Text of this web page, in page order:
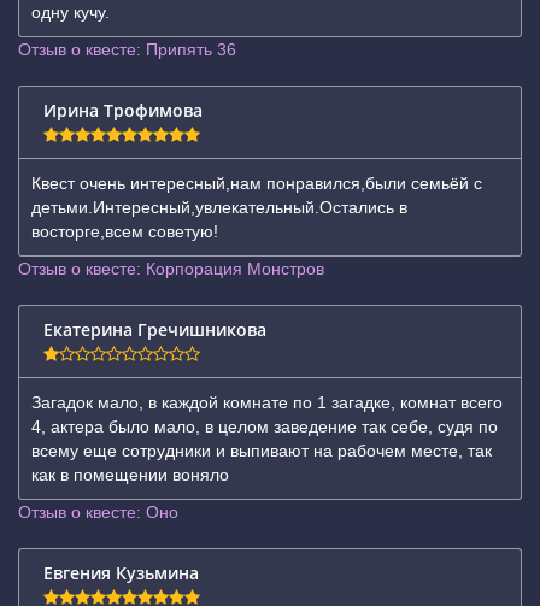
одну кучу.
Отзыв о квесте: Припять 36
Ирина Трофимова
Квест очень интересный,нам понравился,были семьёй с
детьми.Интересный,увлекательный.Остались в
восторге,всем советую!
Отзыв о квесте: Корпорация Монстров
Екатерина Гречишникова
Загадок мало, в каждой комнате по 1 загадке, комнат всего
4, актера было мало, в целом заведение так себе, судя по
всему еще сотрудники и выпивают на рабочем месте, так
как в помещении воняло
Отзыв о квесте: Оно
Евгения Кузьмина